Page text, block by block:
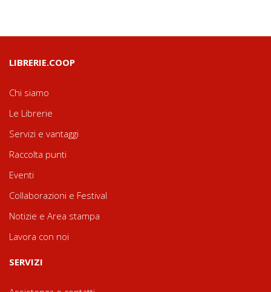
LIBRERIE.COOP
Chi siamo
Le Librerie
Servizi e vantaggi
Raccolta punti
Eventi
Collaborazioni e Festival
Notizie e Area stampa
Lavora con noi
SERVIZI